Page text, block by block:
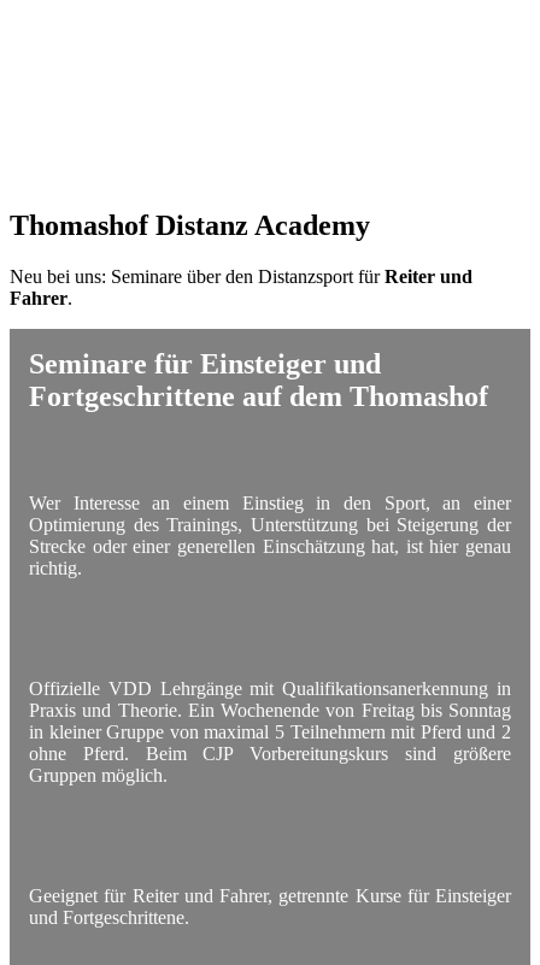
Thomashof Distanz Academy
Neu bei uns: Seminare über den Distanzsport fürReiter und
Fahrer.
Seminare für Einsteiger und
Fortgeschrittene auf dem Thomashof
Wer Interesse an einem Einstieg in den Sport, an einer
Optimierung des Trainings, Unterstützung bei Steigerung der
Strecke oder einer generellen Einschätzung hat, ist hier genau
richtig.
Offizielle VDD Lehrgänge mit Qualifikationsanerkennung in
Praxis und Theorie. Ein Wochenende von Freitag bis Sonntag
in kleiner Gruppe von maximal 5 Teilnehmern mit Pferd und 2
ohne Pferd. Beim CJP Vorbereitungskurs sind größere
Gruppen möglich.
Geeignet für Reiter und Fahrer, getrennte Kurse für Einsteiger
und Fortgeschrittene.